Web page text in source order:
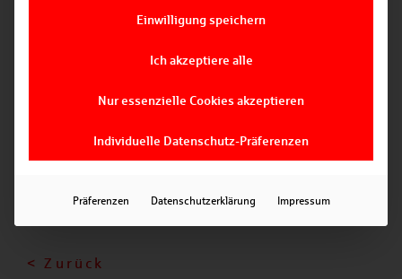
Datum: 08.08.2025
Die Versicherungskammer Bayern stellte kürzlich der
Schwimmsauger im Wert von 650 Euro zur
Verfügung.
Lesen Sie hier den
< Zurück
Essenzielle Services ermöglichen grundlegende Funktionen und
sind für das ordnungsgemäße Funktionieren der Website
umgehen.
Marketing
Einwilligung speichern
Ich akzeptiere alle
Nur essenzielle Cookies akzeptieren
Individuelle Datenschutz-Präferenzen
Präferenzen Datenschutzerklärung Impressum